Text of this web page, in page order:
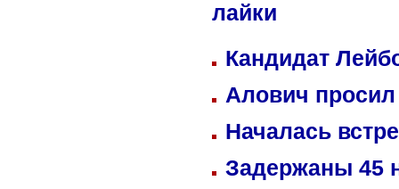
лайки
Кандидат
Алович просил
Началась
Задержаны 45